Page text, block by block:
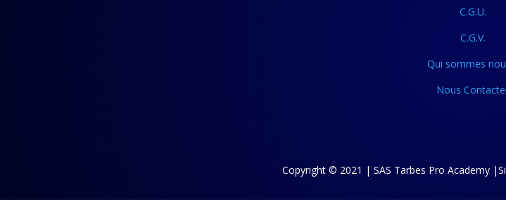
C.G.U.
C.G.V.
Qui sommes
Nous
Copyright © 2021 | SAS Tarbes Pro Academy